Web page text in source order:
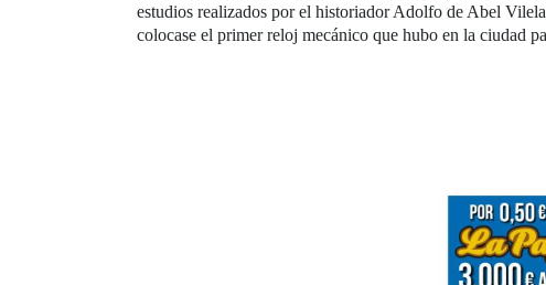
estudios realizados por el historiador Adolfo de Abel
colocase el primer reloj mecánico que hubo en la ciudad